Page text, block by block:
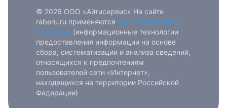
© 2026 ООО «Айтисервис» На сайте
raberu.ru применяются рекомендательные
технологии (информационные технологии
предоставления информации на основе
сбора, систематизации и анализа сведений,
относящихся к предпочтениям
пользователей сети «Интернет»,
находящихся на территории Российской
Федерации)